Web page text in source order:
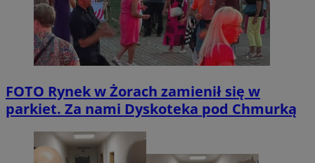
FOTO Rynek w Żorach zamienił się w
parkiet. Za nami Dyskoteka pod Chmurką